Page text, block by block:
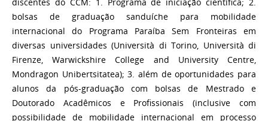
discentes do CCM: 1. Programa de iniciação científica; 2.
bolsas de graduação sanduíche para mobilidade
internacional do Programa Paraíba Sem Fronteiras em
diversas universidades (Università di Torino, Università di
Firenze, Warwickshire College and University Centre,
Mondragon Unibertsitatea); 3. além de oportunidades para
alunos da pós-graduação com bolsas de Mestrado e
Doutorado Acadêmicos e Profissionais (inclusive com
possibilidade de mobilidade internacional em processo